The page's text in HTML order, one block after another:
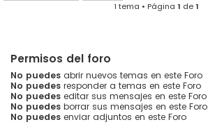
1 tema • Página 1 de1
Permisos del foro
No puedes abrir nuevos temas en este Foro
No puedes responder a temas en este Foro
No puedes editar sus mensajes en este Foro
No puedes borrar sus mensajes en este Foro
No puedes enviar adjuntos en este Foro